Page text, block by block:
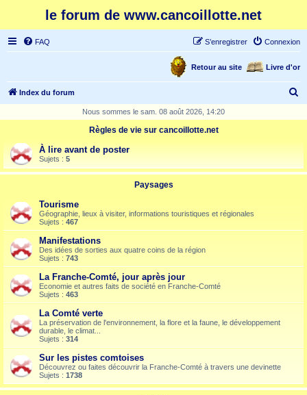
le forum de www.cancoillotte.net
FAQ Connexion
S’enregistrer
Livre d'or
Retour au site
Index du forum
r
Nous sommes le sam. 08 août 2026, 14:20
Règles de vie sur cancoillotte.net
À lire avant de poster
Sujets : 5
Paysages
Tourisme
Géographie, lieux à visiter, informations touristiques et régionales
Sujets : 467
Manifestations
Des idées de sorties aux quatre coins de la région
Sujets : 743
La Franche-Comté, jour après jour
Economie et autres faits de société en Franche-Comté
Sujets : 463
La Comté verte
La préservation de l'environnement, la flore et la faune, le développement
durable, le climat...
Sujets : 314
Sur les pistes comtoises
Découvrez ou faites découvrir la Franche-Comté à travers une devinette
Sujets : 1738